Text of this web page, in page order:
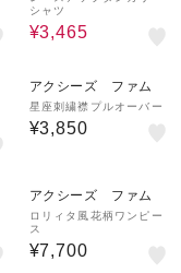
シャツ
¥3,465
アクシーズ ファム
星座刺繍襟プルオーバー
¥3,850
アクシーズ ファム
ロリィタ風花柄ワンピー
ス
¥7,700